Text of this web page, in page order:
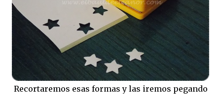
Recortaremos esas formas y las iremos pegando